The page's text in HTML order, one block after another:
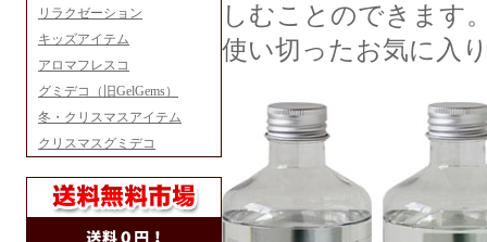
リラクゼーション
キッズアイテム
アロマフレスコ
グミデコ（旧GelGems）
冬・クリスマスアイテム
クリスマスグミデコ
しむことのできます
使い切ったお気に入